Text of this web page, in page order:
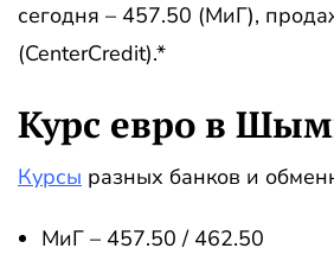
сегодня – 457.50 (МиГ),
(CenterCredit).*
Курс евро в
Курсы разных банков и
МиГ – 457.50 / 462.50